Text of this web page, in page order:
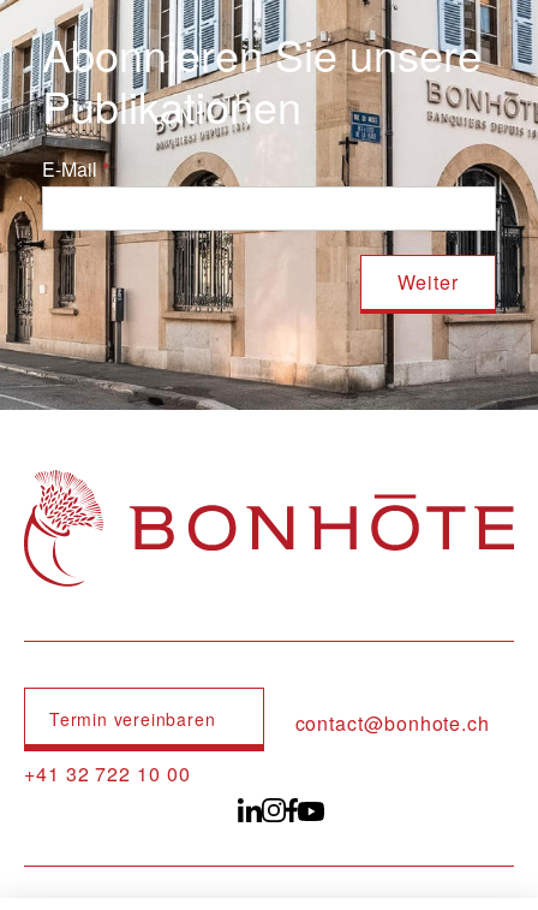
Abonnieren Sie unsere
Publikationen
E-Mail
Navigation principale
Termin vereinbaren
contact@bonhote.ch
+41 32 722 10 00